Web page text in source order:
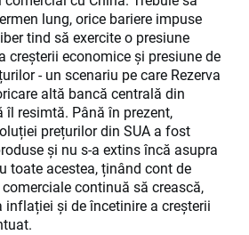
lung, orice bariere impuse
tind să exercite o presiune
creșterii economice și presiune de
- un scenariu pe care Rezerva
altă bancă centrală din
îl resimtă. Până în prezent,
prețurilor din SUA a fost
și nu s-a extins încă asupra
toate acestea, ținând cont de
continuă să crească,
inflației și de încetinire a creșterii